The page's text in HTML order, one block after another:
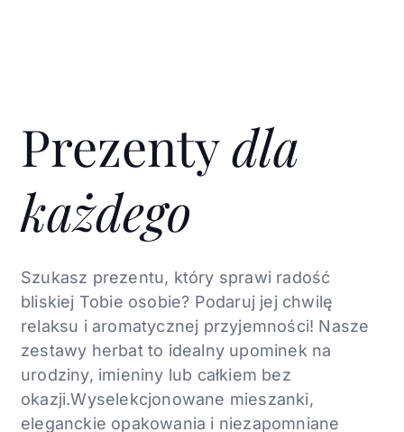
Prezentydla
każdego
Szukasz prezentu, który sprawi radość
bliskiej Tobie osobie? Podaruj jej chwilę
relaksu i aromatycznej przyjemności! Nasze
zestawy herbat to idealny upominek na
urodziny, imieniny lub całkiem bez
okazji.Wyselekcjonowane mieszanki,
eleganckie opakowania i niezapomniane